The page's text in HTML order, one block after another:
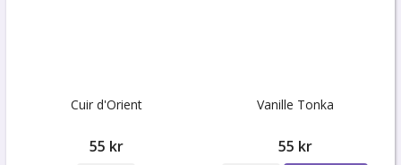
Cuir d'Orient
55 kr
Vanille Tonka
55 kr